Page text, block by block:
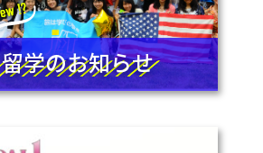
留学のお知らせ